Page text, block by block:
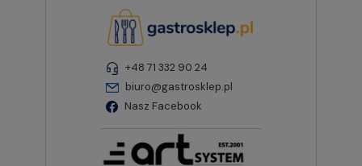
+48 71 332 90 24
biuro@gastrosklep.pl
Nasz Facebook